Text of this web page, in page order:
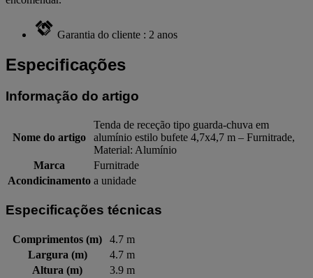
Garantia do cliente : 2 anos
Especificações
Informação do artigo
Nome do artigo
Tenda de receção tipo guarda-chuva em
alumínio estilo bufete 4,7x4,7 m – Furnitrade,
Material: Alumínio
Marca
Furnitrade
Acondicinamento a unidade
Especificações técnicas
Comprimentos (m)
4.7 m
Largura (m)
4.7 m
Altura (m)
3.9 m